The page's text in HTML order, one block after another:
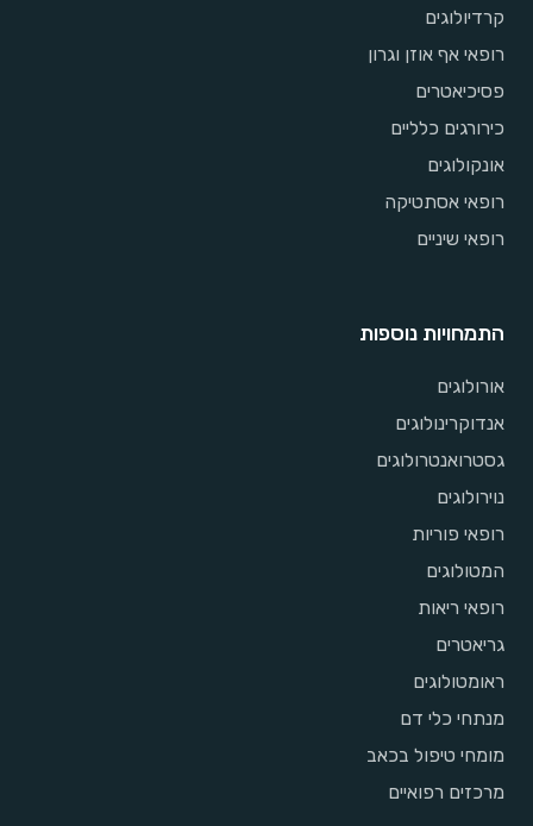
קרדיולוגים
רופאי אף אוזן וגרון
פסיכיאטרים
כירורגים כלליים
אונקולוגים
רופאי אסתטיקה
רופאי שיניים
התמחויות נוספות
אורולוגים
אנדוקרינולוגים
גסטרואנטרולוגים
נוירולוגים
רופאי פוריות
המטולוגים
רופאי ריאות
גריאטרים
ראומטולוגים
מנתחי כלי דם
מומחי טיפול בכאב
מרכזים רפואיים